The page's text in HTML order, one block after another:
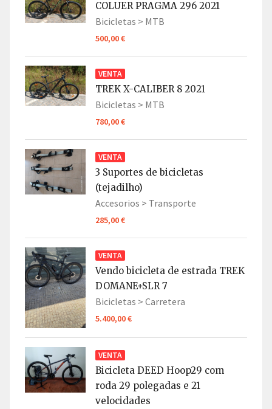
COLUER PRAGMA 296 2021
Bicicletas > MTB
500,00 €
VENTA
TREK X-CALIBER 8 2021
Bicicletas > MTB
780,00 €
VENTA
3 Suportes de bicicletas
(tejadilho)
Accesorios > Transporte
285,00 €
VENTA
Vendo bicicleta de estrada TREK
DOMANE+SLR 7
Bicicletas > Carretera
5.400,00 €
VENTA
Bicicleta DEED Hoop29 com
roda 29 polegadas e 21
velocidades